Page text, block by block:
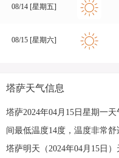
08/14 [星期五]
08/15 [星期六]
塔萨天气信息
塔萨2024年04月15日星期一
间最低温度14度，温度非常舒
塔萨明天（2024年04月15日